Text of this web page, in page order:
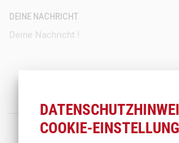
DEINE NACHRICHT
COOKIE-